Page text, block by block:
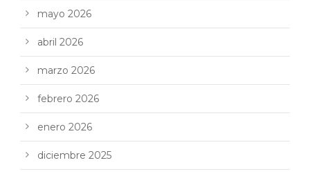
mayo 2026
abril 2026
marzo 2026
febrero 2026
enero 2026
diciembre 2025